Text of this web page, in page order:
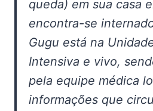
queda) em sua casa
encontra-se
Gugu está na
Intensiva e vivo,
pela equipe médica
informações que